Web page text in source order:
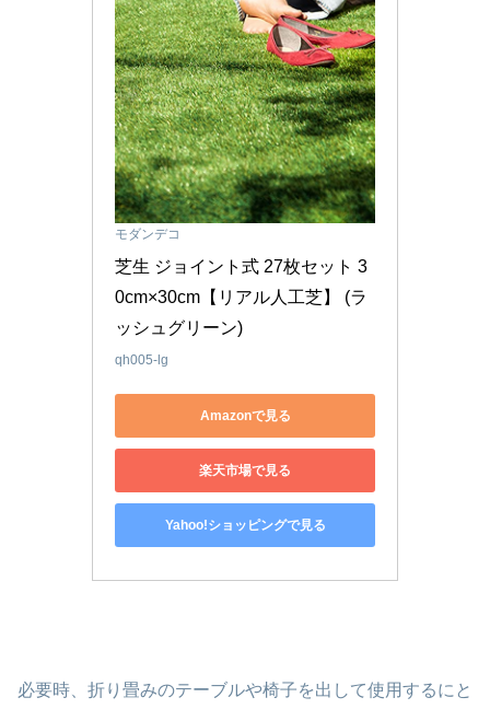
モダンデコ
芝生 ジョイント式 27枚セット 3
0cm×30cm【リアル人工芝】 (ラ
ッシュグリーン)
qh005-lg
Amazonで見る
楽天市場で見る
Yahoo!ショッピングで見る
必要時、折り畳みのテーブルや椅子を出して使用するにと